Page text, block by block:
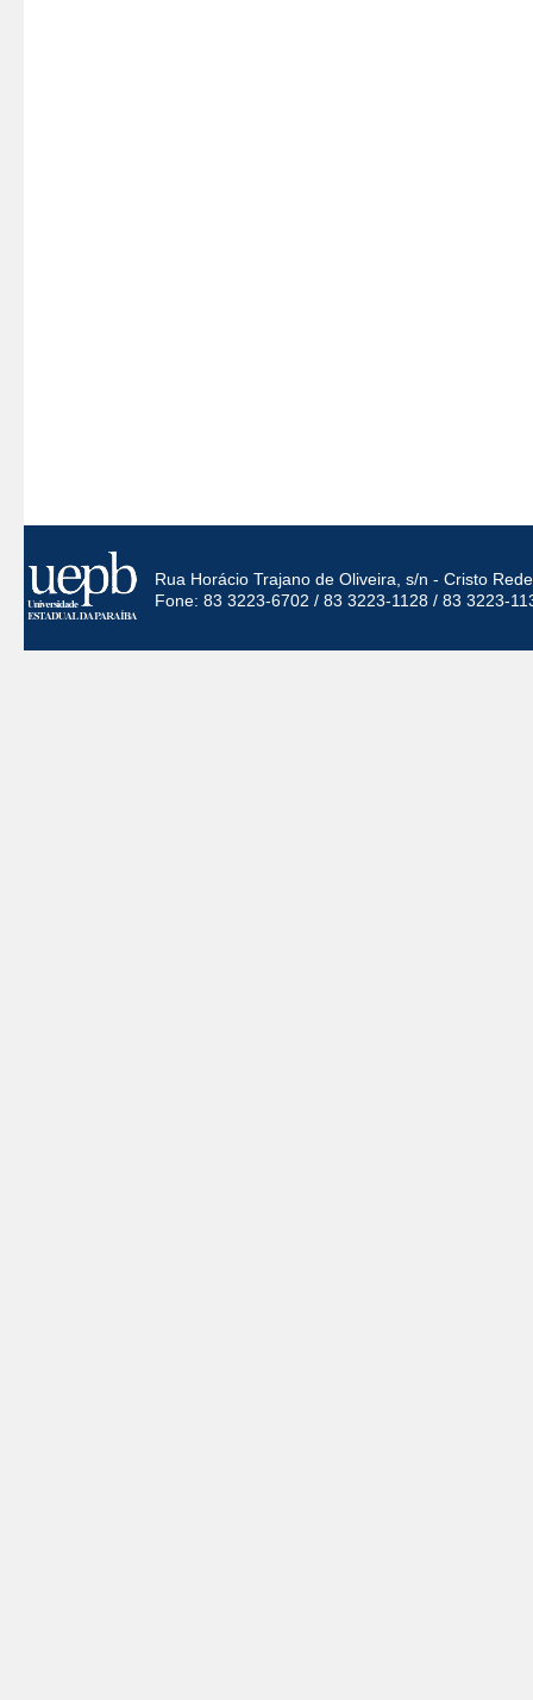
Rua Horácio Trajano de Oliveira, s/n - Cristo
Fone: 83 3223-6702 / 83 3223-1128 / 83 3223-